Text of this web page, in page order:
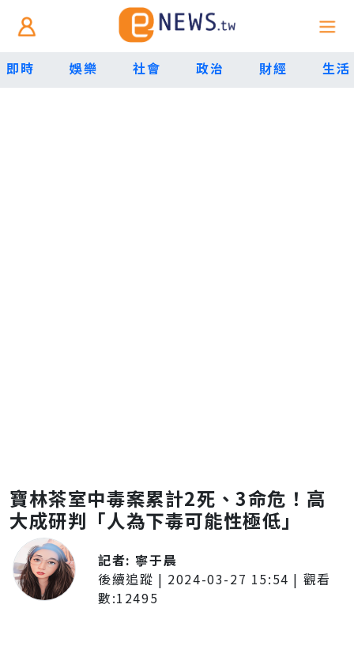
即時 娛樂 社會 政治 財經 生活
寶林茶室中毒案累計2死、3命危！高
大成研判「人為下毒可能性極低」
記者: 寧于晨
後續追蹤 | 2024-03-27 15:54 | 觀看
數:12495